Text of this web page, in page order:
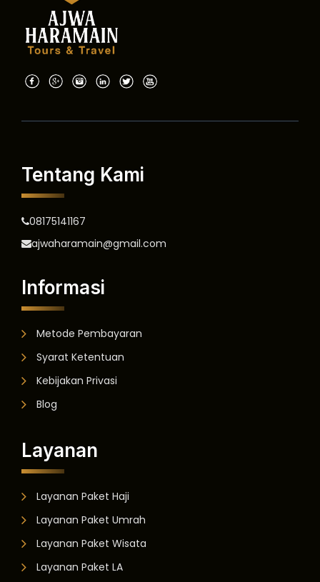
Tentang Kami
08175141167
ajwaharamain@gmail.com
Informasi
Metode Pembayaran
Syarat Ketentuan
Kebijakan Privasi
Blog
Layanan
Layanan Paket Haji
Layanan Paket Umrah
Layanan Paket Wisata
Layanan Paket LA